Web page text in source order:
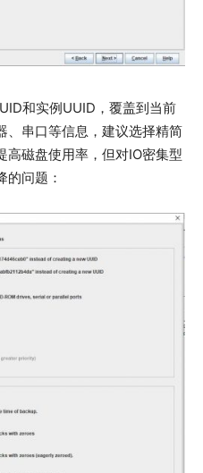
和实例UUID，覆盖到当前
、串口等信息，建议选择精简
高磁盘使用率，但对IO密集型
的问题：